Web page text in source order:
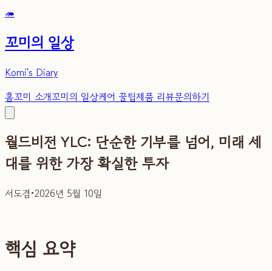
🦔
꼬미의 일상
Komi's Diary
홈꼬미 소개꼬미의 일상케어 꿀팁제품 리뷰문의하기
월드비전 YLC: 단순한 기부를 넘어, 미래 세
대를 위한 가장 확실한 투자
서도겸•2026년 5월 10일
핵심 요약